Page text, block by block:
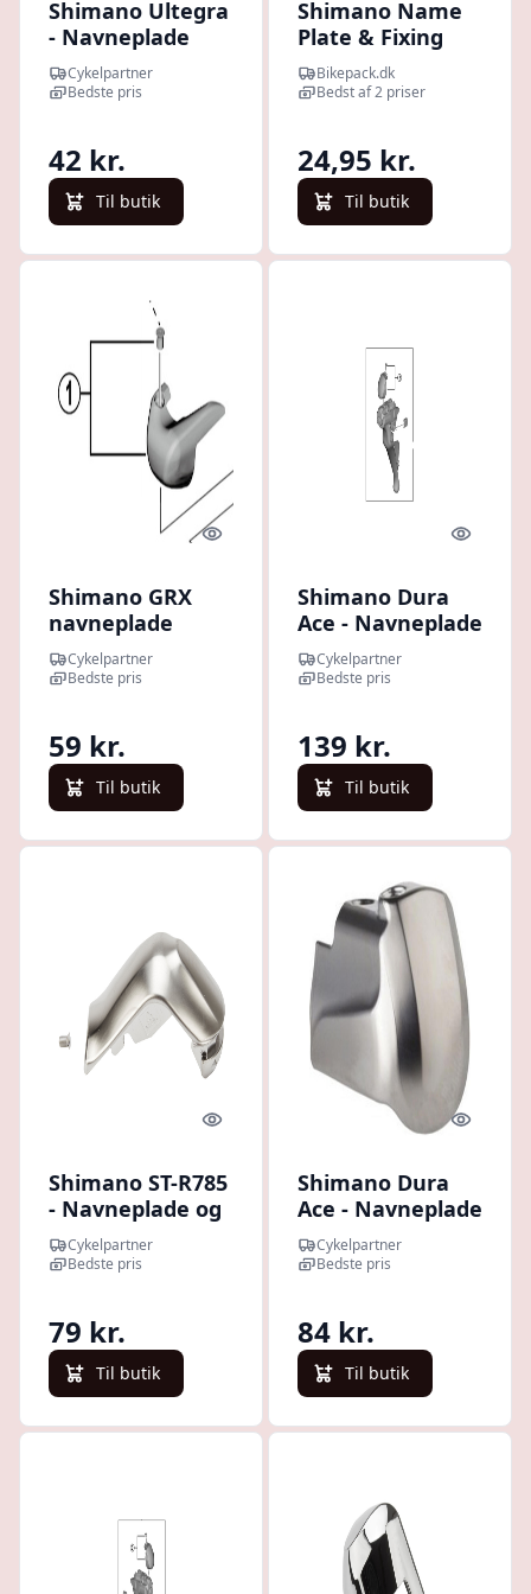
Shimano Ultegra
- Navneplade
højre for STI greb
- ST-6800
Cykelpartner
Bedste pris
42 kr.
Til butik
Shimano Name
Plate & Fixing
Screw R.h. St-
4700 -
Bikepack.dk
Bedst af 2 priser
24,95 kr.
Til butik
Quick look
Shimano GRX
navneplade
venstre og skrue
til skiftegreb
Cykelpartner
Bedste pris
59 kr.
Til butik
Quick
Shimano Dura
Ace - Navneplade
og skrue - Til
højre STI-greb -
Cykelpartner
Bedste pris
139 kr.
Til butik
Quick look
Shimano ST-R785
- Navneplade og
skrue til venstre
skiftegreb
Cykelpartner
Bedste pris
79 kr.
Til butik
Quick
Shimano Dura
Ace - Navneplade
højre for STI greb
- ST-9000
Cykelpartner
Bedste pris
84 kr.
Til butik